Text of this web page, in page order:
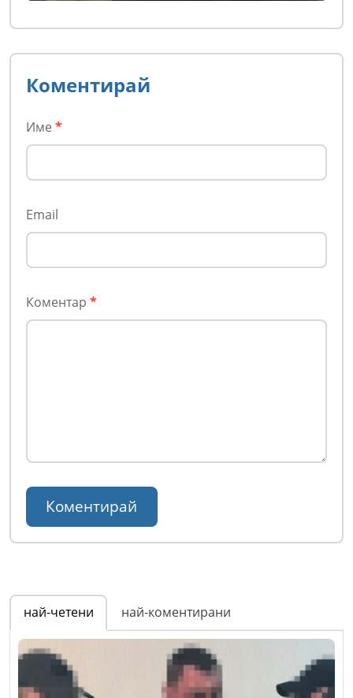
Коментирай
Име *
Email
Коментар *
най-четени най-коментирани